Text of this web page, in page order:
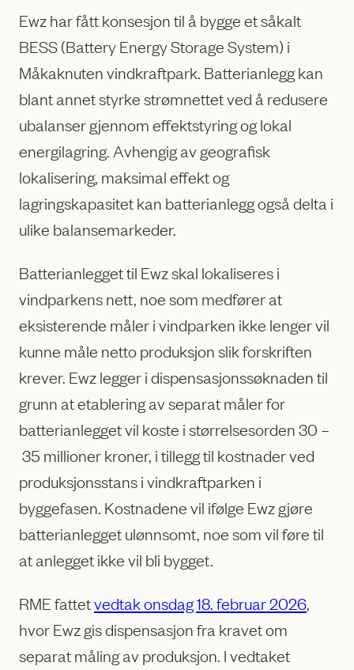
Ewz har fått konsesjon til å bygge et såkalt
BESS (Battery Energy Storage System) i
Måkaknuten vindkraftpark. Batterianlegg kan
blant annet styrke strømnettet ved å redusere
ubalanser gjennom effektstyring og lokal
energilagring. Avhengig av geografisk
lokalisering, maksimal effekt og
lagringskapasitet kan batterianlegg også delta i
ulike balansemarkeder.
Batterianlegget til Ewz skal lokaliseres i
vindparkens nett, noe som medfører at
eksisterende måler i vindparken ikke lenger vil
kunne måle netto produksjon slik forskriften
krever. Ewz legger i dispensasjonssøknaden til
grunn at etablering av separat måler for
batterianlegget vil koste i størrelsesorden 30 –
35 millioner kroner, i tillegg til kostnader ved
produksjonsstans i vindkraftparken i
byggefasen. Kostnadene vil ifølge Ewz gjøre
batterianlegget ulønnsomt, noe som vil føre til
at anlegget ikke vil bli bygget.
RME fattetvedtak onsdag 18. februar 2026,
hvor Ewz gis dispensasjon fra kravet om
separat måling av produksjon. I vedtaket